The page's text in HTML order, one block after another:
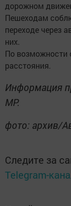
дорожном
Пешеходам
переходе через
них.
По возможности
расстояния.
Информация
МР.
фото: архив/
Следите за
Telegram-